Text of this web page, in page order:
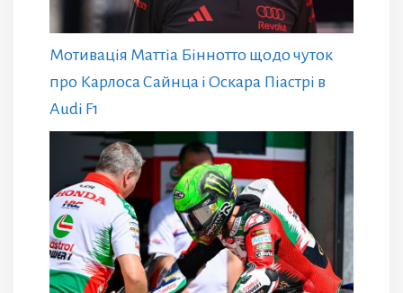
Мотивація Маттіа Біннотто щодо чуток
про Карлоса Сайнца і Оскара Піастрі в
Audi F1